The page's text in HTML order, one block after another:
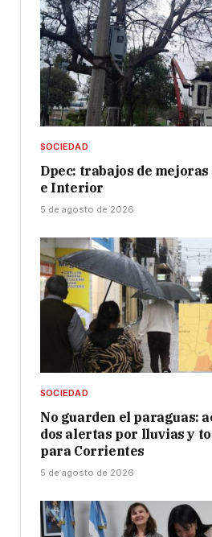
SOCIEDAD
Dpec: trabajos de
e Interior
5 de agosto de 2026
SOCIEDAD
No guarden el paraguas:
dos alertas por lluvias y
para Corrientes
5 de agosto de 2026